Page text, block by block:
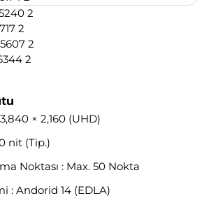
× 2,160 (UHD)
nit (Tip.)
Noktası : Max. 50 Nokta
: Andorid 14 (EDLA)